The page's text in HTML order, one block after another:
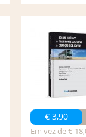
€ 3,90
Em vez de €